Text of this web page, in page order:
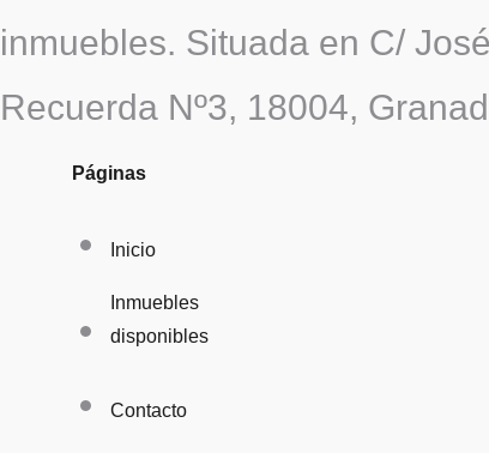
inmuebles. Situada en C/ José
Recuerda Nº3, 18004,
Páginas
Inicio
Inmuebles
disponibles
Contacto